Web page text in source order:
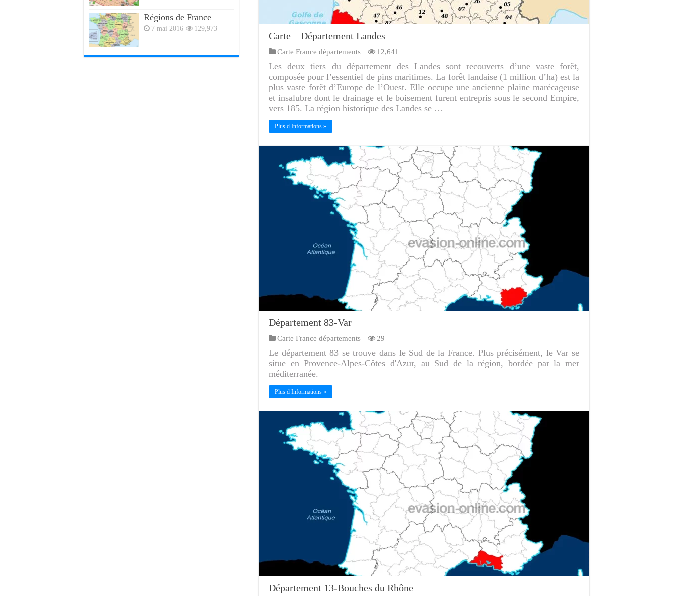
Carte – Département Landes
Carte France départements 12,641
Les deux tiers du département des Landes sont recouverts d’une vaste forêt,
composée pour l’essentiel de pins maritimes. La forêt landaise (1 million d’ha) est la
plus vaste forêt d’Europe de l’Ouest. Elle occupe une ancienne plaine marécageuse
et insalubre dont le drainage et le boisement furent entrepris sous le second Empire,
vers 185. La région historique des Landes se …
Plus d Informations »
Département 83-Var
Carte France départements 29
Le département 83 se trouve dans le Sud de la France. Plus précisément, le Var se
situe en Provence-Alpes-Côtes d'Azur, au Sud de la région, bordée par la mer
méditerranée.
Plus d Informations »
Département 13-Bouches du Rhône
Régions de France
7 mai 2016 129,973